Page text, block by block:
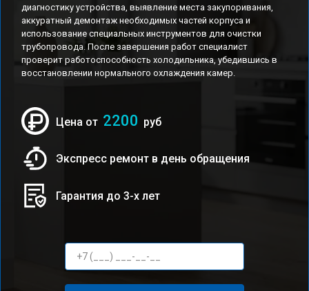
диагностику устройства, выявление места закупоривания,
аккуратный демонтаж необходимых частей корпуса и
использование специальных инструментов для очистки
трубопровода. После завершения работ специалист
проверит работоспособность холодильника, убедившись в
восстановлении нормального охлаждения камер.
Цена от 2200 руб
Экспресс ремонт в день обращения
Гарантия до 3-х лет